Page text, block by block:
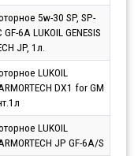
5w-30 SP, SP-
GF-6A LUKOIL GENESIS
JP, 1л.
LUKOIL
DX1 for GM
LUKOIL
JP GF-6A/S